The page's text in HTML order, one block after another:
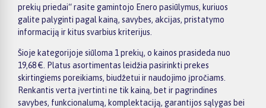
prekių priedai“ rasite gamintojo Enero pasiūlymus, kuriuos
galite palyginti pagal kainą, savybes, akcijas, pristatymo
informaciją ir kitus svarbius kriterijus.
Šioje kategorijoje siūloma 1 prekių, o kainos prasideda nuo
19,68 €. Platus asortimentas leidžia pasirinkti prekes
skirtingiems poreikiams, biudžetui ir naudojimo įpročiams.
Renkantis verta įvertinti ne tik kainą, bet ir pagrindines
savybes, funkcionalumą, komplektaciją, garantijos sąlygas bei